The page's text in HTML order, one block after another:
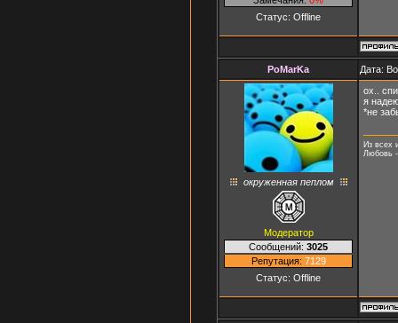
Статус: Offline
PoMarKa Дата:
окруженная пеплом
Модератор
Сообщений: 3025
Репутация: 7129
Статус: Offline
ох..
я
*не
Из всех
Любовь